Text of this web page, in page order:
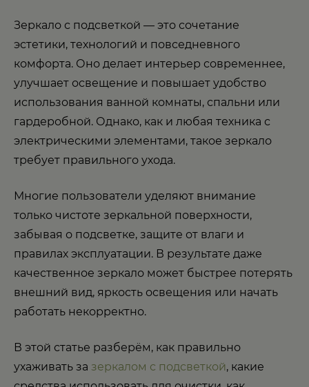
Зеркало с подсветкой — это сочетание
эстетики, технологий и повседневного
комфорта. Оно делает интерьер современнее,
улучшает освещение и повышает удобство
использования ванной комнаты, спальни или
гардеробной. Однако, как и любая техника с
электрическими элементами, такое зеркало
требует правильного ухода.
Многие пользователи уделяют внимание
только чистоте зеркальной поверхности,
забывая о подсветке, защите от влаги и
правилах эксплуатации. В результате даже
качественное зеркало может быстрее потерять
внешний вид, яркость освещения или начать
работать некорректно.
В этой статье разберём, как правильно
ухаживать за зеркалом с подсветкой, какие